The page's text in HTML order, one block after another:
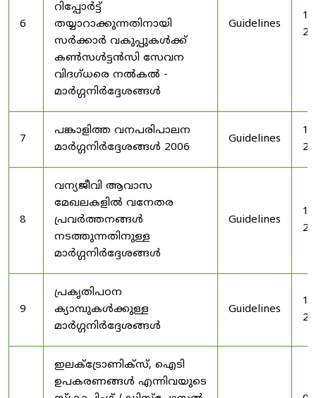
6
റിപ്പോർട്ട്
തയ്യാറാക്കുന്നതിനായി
സർക്കാർ വകുപ്പുകൾക്ക്
കൺസൾട്ടൻസി സേവന
വിദഗ്ധരെ നൽകൽ -
മാർഗ്ഗനിർദ്ദേശങ്ങൾ
Guidelines
7
പങ്കാളിത്ത വനപരിപാലന
മാർഗ്ഗനിർദ്ദേശങ്ങൾ 2006
Guidelines
8
വന്യജീവി ആവാസ
മേഖലകളിൽ വനേതര
പ്രവർത്തനങ്ങൾ
നടത്തുന്നതിനുള്ള
മാർഗ്ഗനിർദ്ദേശങ്ങൾ
Guidelines
9
പ്രകൃതിപഠന
ക്യാമ്പുകൾക്കുള്ള
മാർഗ്ഗനിർദ്ദേശങ്ങൾ
Guidelines
ഇലക്‌ട്രോണിക്‌സ്, ഐടി
ഉപകരണങ്ങൾ എന്നിവയുടെ